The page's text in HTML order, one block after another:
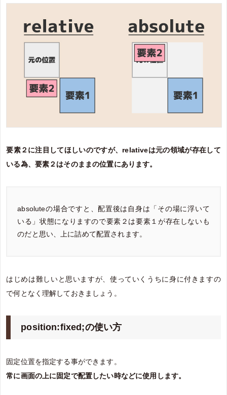
要素２に注目してほしいのですが、relativeは元の領域が存在して
いる為、要素２はそのままの位置にあります。
absoluteの場合ですと、配置後は自身は「その場に浮いて
いる」状態になりますので要素２は要素１が存在しないも
のだと思い、上に詰めて配置されます。
はじめは難しいと思いますが、使っていくうちに身に付きますの
で何となく理解しておきましょう。
position:fixed;の使い方
固定位置を指定する事ができます。
常に画面の上に固定で配置したい時などに使用します。